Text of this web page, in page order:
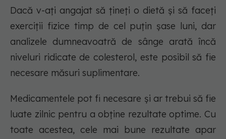
Dacă v-ați angajat să țineți o dietă și să faceți
exerciții fizice timp de cel puțin șase luni, dar
analizele dumneavoatră de sânge arată încă
niveluri ridicate de colesterol, este posibil să fie
necesare măsuri suplimentare.
Medicamentele pot fi necesare și ar trebui să fie
luate zilnic pentru a obține rezultate optime. Cu
toate acestea, cele mai bune rezultate apar